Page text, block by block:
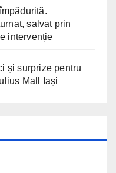
salvat prin
intervenție
și surprize pentru
Mall Iași